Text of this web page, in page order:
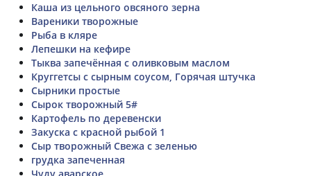
Каша из цельного овсяного зерна
Вареники творожные
Рыба в кляре
Лепешки на кефире
Тыква запечённая с оливковым маслом
Круггетсы с сырным соусом, Горячая штучка
Сырники простые
Сырок творожный 5#
Картофель по деревенски
Закуска с красной рыбой 1
Сыр творожный Свежа с зеленью
грудка запеченная